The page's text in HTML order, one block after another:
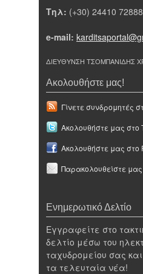
Τηλ: (+30) 24410 72888
e-mail:
ΔΙΕΥΘΥΝΣΗ ΤΣΟΜΠΑΝΙΔΗΣ
Ακολουθήστε μας!
Γίνετε συνδρομητές
Ακολουθήστε μας στο
Ακολουθήστε μας στο
Παρακολουθείστε
Ενημερωτικό Δελτίο
Εγγραφείτε στο
δελτίο μέσω του
ταχυδρομείου σας
τα τελευταία νέα!